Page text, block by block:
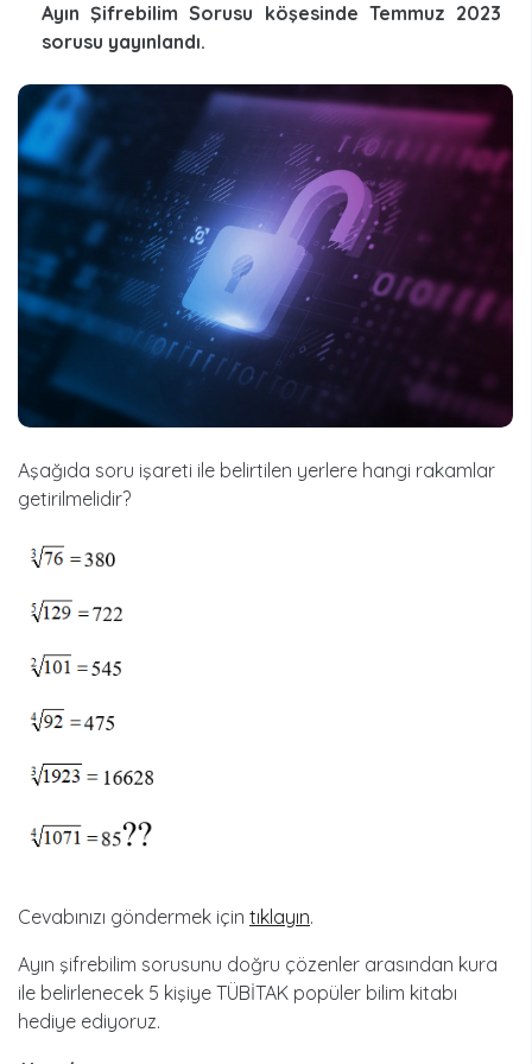
Ayın Şifrebilim Sorusu köşesinde Temmuz 2023
sorusu yayınlandı.
Aşağıda soru işareti ile belirtilen yerlere hangi rakamlar
getirilmelidir?
Cevabınızı göndermek için tıklayın.
Ayın şifrebilim sorusunu doğru çözenler arasından kura
ile belirlenecek 5 kişiye TÜBİTAK popüler bilim kitabı
hediye ediyoruz.